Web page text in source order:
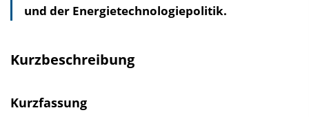
und der Energietechnologiepolitik.
Kurzbeschreibung
Kurzfassung